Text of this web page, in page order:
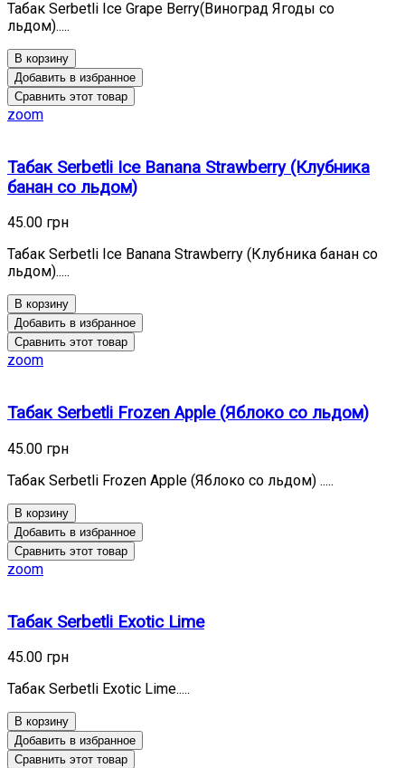
Табак Serbetli Ice Grape Berry(Виноград Ягоды со
льдом).....
В корзину
Добавить в избранное
Сравнить этот товар
zoom
Табак Serbetli Ice Banana Strawberry (Клубника
банан со льдом)
45.00 грн
Табак Serbetli Ice Banana Strawberry (Клубника банан со
льдом).....
В корзину
Добавить в избранное
Сравнить этот товар
zoom
Табак Serbetli Frozen Apple (Яблоко со льдом)
45.00 грн
Табак Serbetli Frozen Apple (Яблоко со льдом) .....
В корзину
Добавить в избранное
Сравнить этот товар
zoom
Табак Serbetli Exotic Lime
45.00 грн
Табак Serbetli Exotic Lime.....
В корзину
Добавить в избранное
Сравнить этот товар